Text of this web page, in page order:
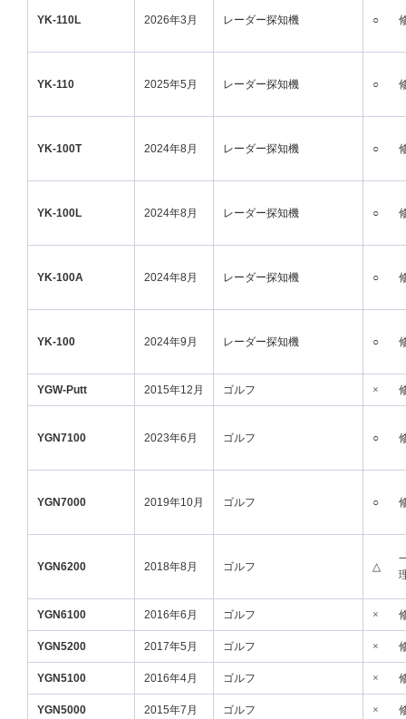
YK-110L 2026年3月 レーダー探知機 ○
YK-110 2025年5月 レーダー探知機 ○
YK-100T 2024年8月 レーダー探知機 ○
YK-100L 2024年8月 レーダー探知機 ○
YK-100A 2024年8月 レーダー探知機 ○
YK-100 2024年9月 レーダー探知機 ○
YGW-Putt 2015年12月 ゴルフ ×
YGN7100 2023年6月 ゴルフ ○
YGN7000 2019年10月 ゴルフ ○
YGN6200 2018年8月 ゴルフ △
YGN6100 2016年6月 ゴルフ ×
YGN5200 2017年5月 ゴルフ ×
YGN5100 2016年4月 ゴルフ ×
YGN5000 2015年7月 ゴルフ ×